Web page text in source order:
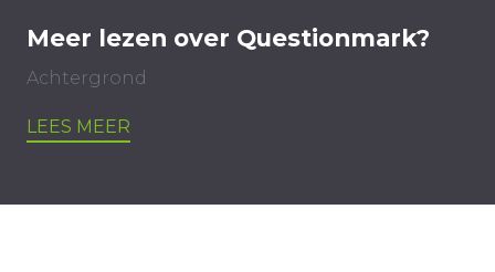
Meer lezen over Questionmark?
Achtergrond
LEES MEER